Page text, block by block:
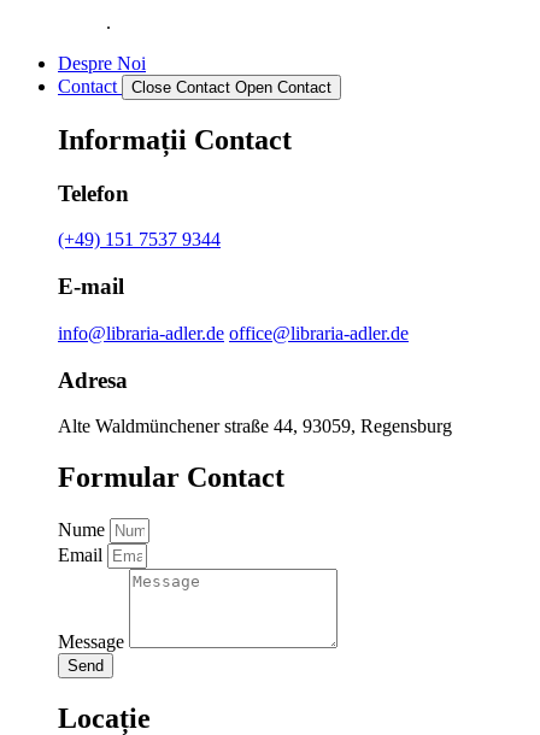
.
Despre Noi
Contact
Close Contact Open Contact
Informații Contact
Telefon
(+49) 151 7537 9344
E-mail
info@libraria-adler.de office@libraria-adler.de
Adresa
Alte Waldmünchener straße 44, 93059, Regensburg
Formular Contact
Nume
Email
Message
Send
Locație